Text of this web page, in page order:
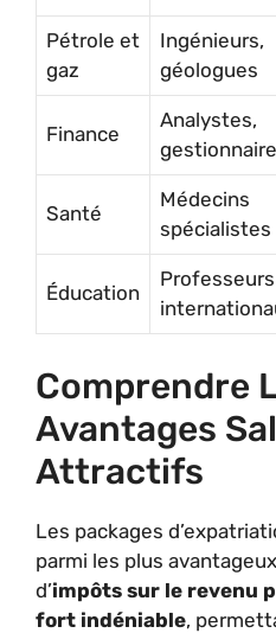
Pétrole et
gaz
Ingénieurs,
géologues
Finance
Analystes,
Santé
Médecins
spécialistes
Éducation
Professeurs
Comprendre
Avantages
Attractifs
Les packages
parmi les plus
d’impôts sur le revenu
fort indéniable,